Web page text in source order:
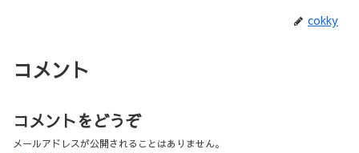
cokky
コメント
コメントをどうぞ
メールアドレスが公開されることはありません。